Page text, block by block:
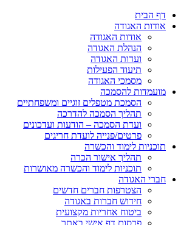
דף הבית
אודות האגודה
אודות האגודה
הנהלת האגודה
ועדות האגודה
תיעוד הפעילות
מסמכי האגודה
מועמדות להסמכה
הסמכת מטפלים זוגיים ומשפחתיים
תהליך הסמכה להדרכה
ועדת הסמכה – הודעות ועדכונים
פרטים/פנייה לועדת חריגים
תוכניות לימוד והכשרה
תהליך אישור הכרה
תוכניות לימוד והכשרה מאושרות
חברי האגודה
הצטרפות חברים חדשים
חידוש חברות באגודה
ביטוח אחריות מקצועית
פרסום דף אישי באתר